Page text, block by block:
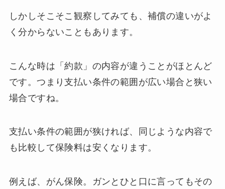
しかしそこそこ観察してみても、補償の違いがよ
く分からないこともあります。
こんな時は「約款」の内容が違うことがほとんど
です。つまり支払い条件の範囲が広い場合と狭い
場合ですね。
支払い条件の範囲が狭ければ、同じような内容で
も比較して保険料は安くなります。
例えば、がん保険。ガンとひと口に言ってもその